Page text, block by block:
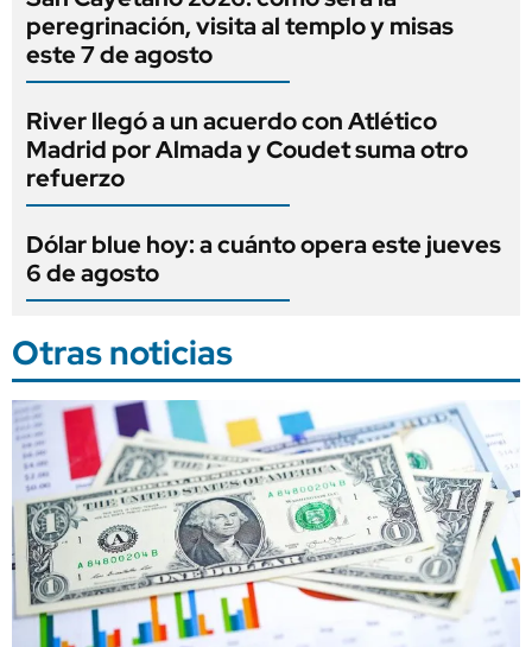
peregrinación, visita al templo y misas
este 7 de agosto
River llegó a un acuerdo con Atlético
Madrid por Almada y Coudet suma otro
refuerzo
Dólar blue hoy: a cuánto opera este jueves
6 de agosto
Otras noticias